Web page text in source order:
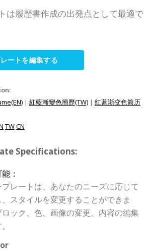
は履歴書作成の出発点として最適で
ートを編集する
| 紅藍漸變色簡歷(TW) | 红蓝渐变色简历
TWCN
Specifications:
：
レートは、あなたのニーズに応じて
スタイルを変更することができま
ック、色、画像の変更、内容の編集